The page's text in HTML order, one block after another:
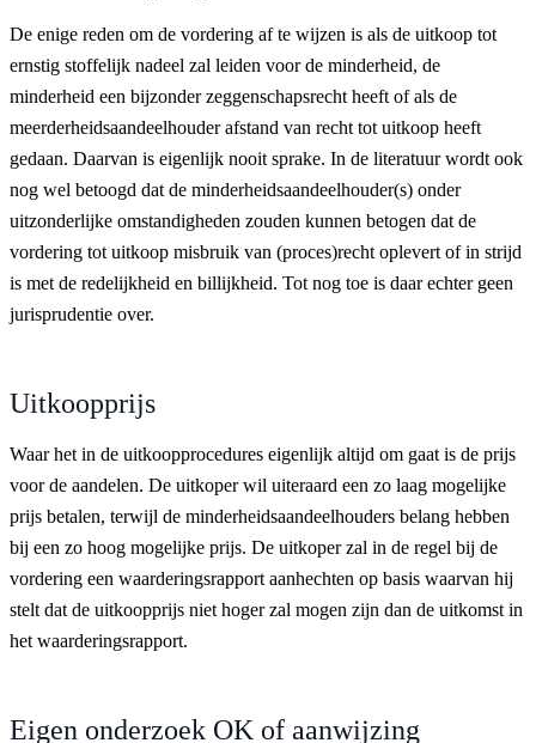
De enige reden om de vordering af te wijzen is als de uitkoop tot
ernstig stoffelijk nadeel zal leiden voor de minderheid, de
minderheid een bijzonder zeggenschapsrecht heeft of als de
meerderheidsaandeelhouder afstand van recht tot uitkoop heeft
gedaan. Daarvan is eigenlijk nooit sprake. In de literatuur wordt ook
nog wel betoogd dat de minderheidsaandeelhouder(s) onder
uitzonderlijke omstandigheden zouden kunnen betogen dat de
vordering tot uitkoop misbruik van (proces)recht oplevert of in strijd
is met de redelijkheid en billijkheid. Tot nog toe is daar echter geen
jurisprudentie over.
Uitkoopprijs
Waar het in de uitkoopprocedures eigenlijk altijd om gaat is de prijs
voor de aandelen. De uitkoper wil uiteraard een zo laag mogelijke
prijs betalen, terwijl de minderheidsaandeelhouders belang hebben
bij een zo hoog mogelijke prijs. De uitkoper zal in de regel bij de
vordering een waarderingsrapport aanhechten op basis waarvan hij
stelt dat de uitkoopprijs niet hoger zal mogen zijn dan de uitkomst in
het waarderingsrapport.
Eigen onderzoek OK of aanwijzing